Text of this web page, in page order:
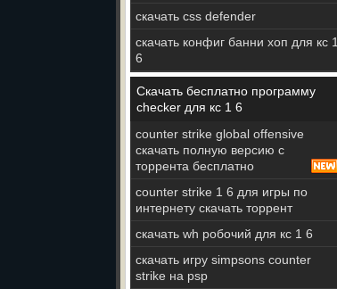
скачать css defender
скачать конфиг банни хоп для кс 1
6
Скачать бесплатно программу
checker для кс 1 6
counter strike global offensive
скачать полную версию с
торрента бесплатно
counter strike 1 6 для игры по
интернету скачать торрент
скачать wh робочий для кс 1 6
скачать игру simpsons counter
strike на psp